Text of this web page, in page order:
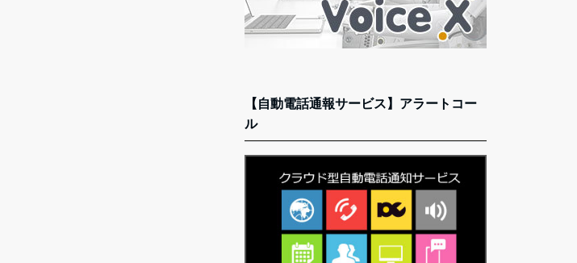
【自動電話通報サービス】アラートコー
ル